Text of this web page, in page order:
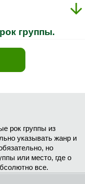
группы.
рок группы из
указывать жанр и
но
или место, где о
все.